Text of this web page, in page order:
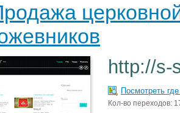
http://s-
Посмотреть
Кол-во переходов: